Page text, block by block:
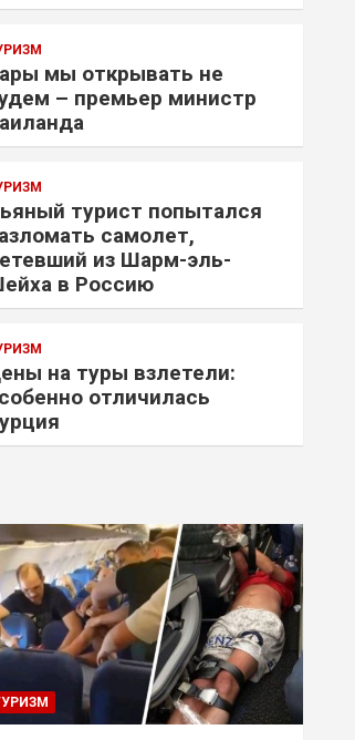
мы открывать не
– премьер министр
турист попытался
самолет,
из Шарм-эль-
в Россию
на туры взлетели:
отличилась